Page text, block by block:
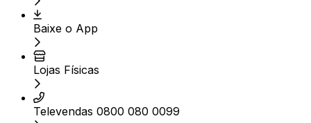
Baixe o App
Lojas Físicas
Televendas 0800 080 0099